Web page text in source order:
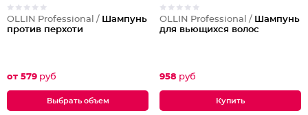
OLLIN Professional / Шампунь
против перхоти
от 579 руб
Выбрать объем
OLLIN Professional / Шампунь
для вьющихся волос
958 руб